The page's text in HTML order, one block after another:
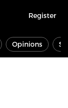
Register
Opinions